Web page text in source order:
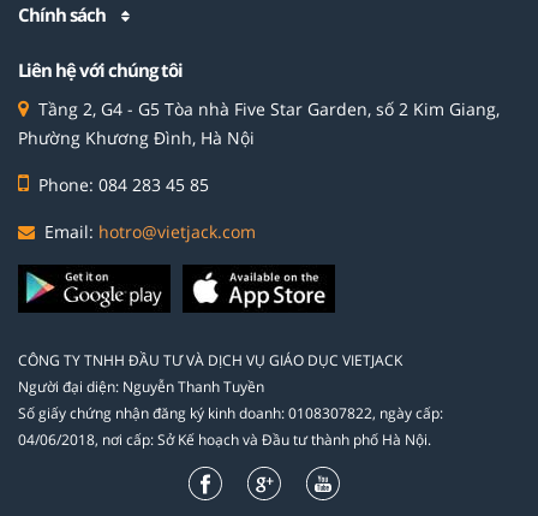
Chính sách
Liên hệ với chúng tôi
Tầng 2, G4 - G5 Tòa nhà Five Star Garden, số 2 Kim Giang,
Phường Khương Đình, Hà Nội
Phone: 084 283 45 85
Email: hotro@vietjack.com
CÔNG TY TNHH ĐẦU TƯ VÀ DỊCH VỤ GIÁO DỤC VIETJACK
Người đại diện: Nguyễn Thanh Tuyền
Số giấy chứng nhận đăng ký kinh doanh: 0108307822, ngày cấp:
04/06/2018, nơi cấp: Sở Kế hoạch và Đầu tư thành phố Hà Nội.